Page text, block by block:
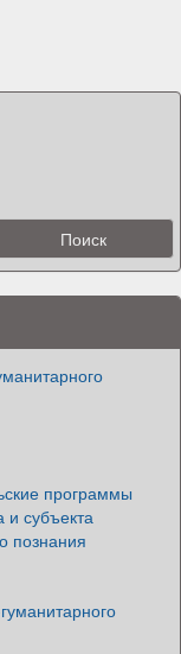
программы
субъекта
познания